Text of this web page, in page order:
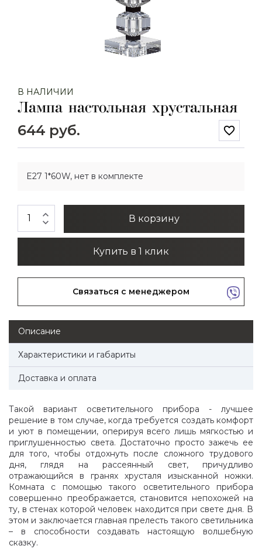
В НАЛИЧИИ
Лампа настольная хрустальная
644 руб. favorite_border
E27 1*60W, нет в комплекте
expand_less
expand_more В корзину
Купить в 1 клик
Связаться с менеджером
Описание
Характеристики и габариты
Доставка и оплата
Такой вариант осветительного прибора - лучшее
решение в том случае, когда требуется создать комфорт
и уют в помещении, оперируя всего лишь мягкостью и
приглушенностью света. Достаточно просто зажечь ее
для того, чтобы отдохнуть после сложного трудового
дня, глядя на рассеянный свет, причудливо
отражающийся в гранях хрусталя изысканной ножки.
Комната с помощью такого осветительного прибора
совершенно преображается, становится непохожей на
ту, в стенах которой человек находится при свете дня. В
этом и заключается главная прелесть такого светильника
– в способности создавать настоящую волшебную
сказку.